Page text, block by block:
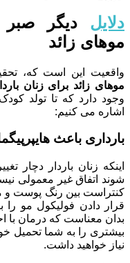
دلایل دیگر صبر
موهای زائد
واقعیت این است که،
موهای زائد برای زنان
وجود دارد که تا تولد
اشاره می کنیم:
بارداری باعث
اینکه زنان باردار دچار
شوند اتفاق غیر معمولی
کنتراست بین رنگ پوست و
قرار دادن فولیکول مو را
بدان معناست که درمان با
بیشتری را به شما تحمیل
نیاز خواهید داشت.